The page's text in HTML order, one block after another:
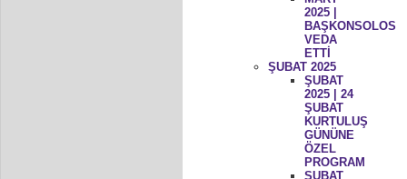
2025 |
BAŞKONSOLOS
VEDA
ETTİ
ŞUBAT 2025
ŞUBAT
2025 | 24
ŞUBAT
KURTULUŞ
GÜNÜNE
ÖZEL
PROGRAM
ŞUBAT